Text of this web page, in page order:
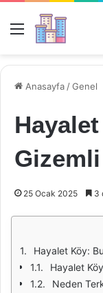
Menü
Anasayfa /Genel
25 Ocak 2025 3
Hayalet Köy:
Hayalet
Neden